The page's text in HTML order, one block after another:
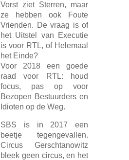
Vorst ziet Sterren, maar
ze hebben ook Foute
Vrienden. De vraag is of
het Uitstel van Executie
is voor RTL, of Helemaal
het Einde?
Voor 2018 een goede
raad voor RTL: houd
focus, pas op voor
Bezopen Bestuurders en
Idioten op de Weg.
SBS is in 2017 een
beetje tegengevallen.
Circus Gerschtanowitz
bleek geen circus, en het